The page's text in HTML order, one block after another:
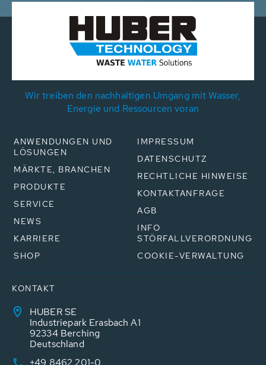
Wir treiben den nachhaltigen Umgang mit Wasser,
Energie und Ressourcen voran
ANWENDUNGEN UND
LÖSUNGEN
MÄRKTE, BRANCHEN
PRODUKTE
SERVICE
NEWS
KARRIERE
SHOP
IMPRESSUM
DATENSCHUTZ
RECHTLICHE HINWEISE
KONTAKTANFRAGE
AGB
INFO
STÖRFALLVERORDNUNG
COOKIE-VERWALTUNG
KONTAKT
HUBER SE
Industriepark Erasbach A1
92334 Berching
Deutschland